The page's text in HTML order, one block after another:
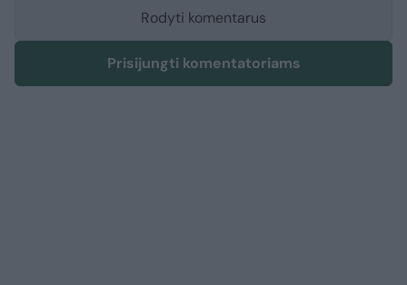
Rodyti komentarus
Prisijungti komentatoriams